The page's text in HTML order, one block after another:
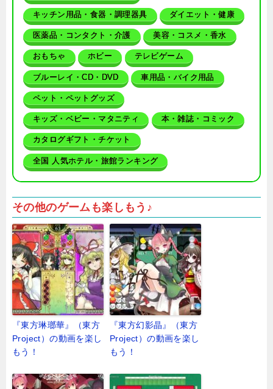
キッチン用品・食器・調理器具 ダイエット・健康
医薬品・コンタクト・介護 美容・コスメ・香水
おもちゃ ホビー テレビゲーム
ブルーレイ・CD・DVD 車用品・バイク用品
ペット・ペットグッズ
キッズ・ベビー・マタニティ 本・雑誌・コミック
カタログギフト・チケット
全国 人気ホテル・旅館ランキング
その他のゲームも楽しもう♪
『東方琳瑯華』（東方
Project）の動画を楽し
もう！
『東方幻影晶』（東方
Project）の動画を楽し
もう！